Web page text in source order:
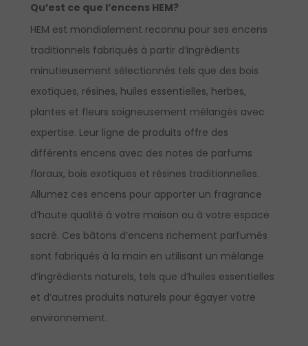
Qu’est ce que l’encens HEM?
HEM est mondialement reconnu pour ses encens
traditionnels fabriqués à partir d’ingrédients
minutieusement sélectionnés tels que des bois
exotiques, résines, huiles essentielles, herbes,
plantes et fleurs soigneusement mélangés avec
expertise. Leur ligne de produits offre des
différents encens avec des notes de parfums
floraux, bois exotiques et résines traditionnelles.
Allumez ces encens pour apporter un fragrance
d’haute qualité à votre maison ou à votre espace
sacré. Ces bâtons d’encens richement parfumés
sont fabriqués à la main en utilisant un mélange
d’ingrédients naturels, tels que d’huiles essentielles
et d’autres produits naturels pour égayer votre
environnement.